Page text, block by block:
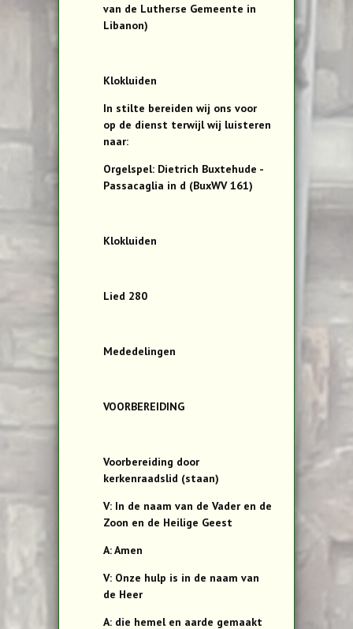
van de Lutherse Gemeente in
Libanon)
Klokluiden
In stilte bereiden wij ons voor
op de dienst terwijl wij luisteren
naar:
Orgelspel: Dietrich Buxtehude -
Passacaglia in d (BuxWV 161)
Klokluiden
Lied 280
Mededelingen
VOORBEREIDING
Voorbereiding door
kerkenraadslid (staan)
V: In de naam van de Vader en de
Zoon en de Heilige Geest
A: Amen
V: Onze hulp is in de naam van
de Heer
A: die hemel en aarde gemaakt